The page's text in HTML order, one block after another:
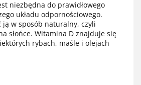
niezbędna do prawidłowego
układu odpornościowego.
ją w sposób naturalny, czyli
słońce. Witamina D znajduje się
rybach, maśle i olejach